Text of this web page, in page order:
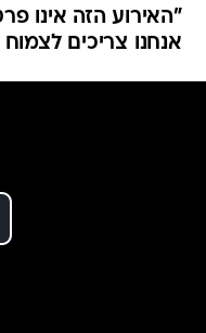
"האירוע הזה אינו
אנחנו צריכים